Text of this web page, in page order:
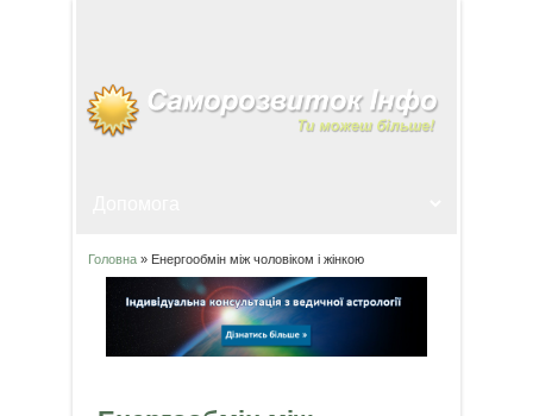
Ви є тут
Головна» Енергообмін між чоловіком і жінкою